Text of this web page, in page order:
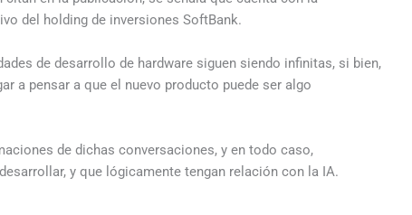
del holding de inversiones SoftBank.
de desarrollo de hardware siguen siendo infinitas, si bien,
a pensar a que el nuevo producto puede ser algo
de dichas conversaciones, y en todo caso,
y que lógicamente tengan relación con la IA.